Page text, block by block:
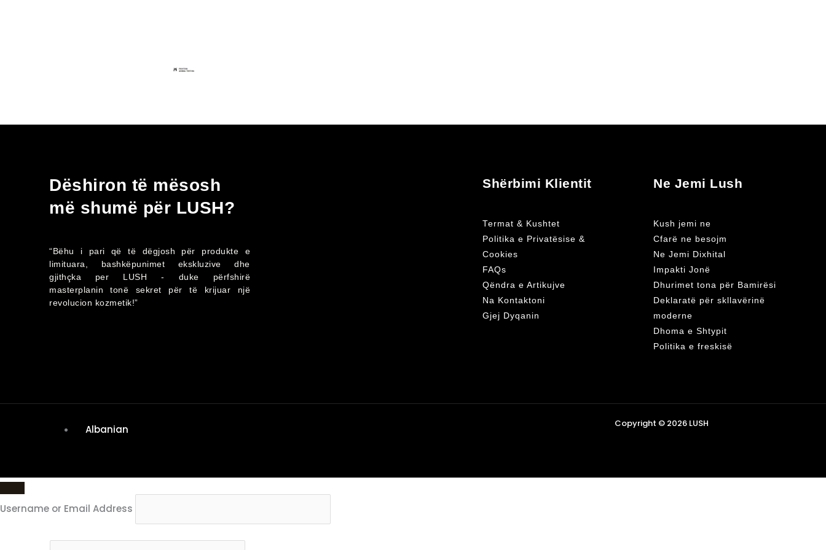
Dëshiron të mësosh
më shumë për LUSH?
“Bëhu i pari që të dëgjosh për produkte e
limituara, bashkëpunimet ekskluzive dhe
gjithçka per LUSH - duke përfshirë
masterplanin tonë sekret për të krijuar një
revolucion kozmetik!”
Shërbimi Klientit
Termat & Kushtet
Politika e Privatësise &
Cookies
FAQs
Qëndra e Artikujve
Na Kontaktoni
Gjej Dyqanin
Ne Jemi Lush
Kush jemi ne
Cfarë ne besojm
Ne Jemi Dixhital
Impakti Jonë
Dhurimet tona për Bamirësi
Deklaratë për skllavërinë
moderne
Dhoma e Shtypit
Politika e freskisë
Albanian Copyright © 2026 LUSH
Username or Email Address